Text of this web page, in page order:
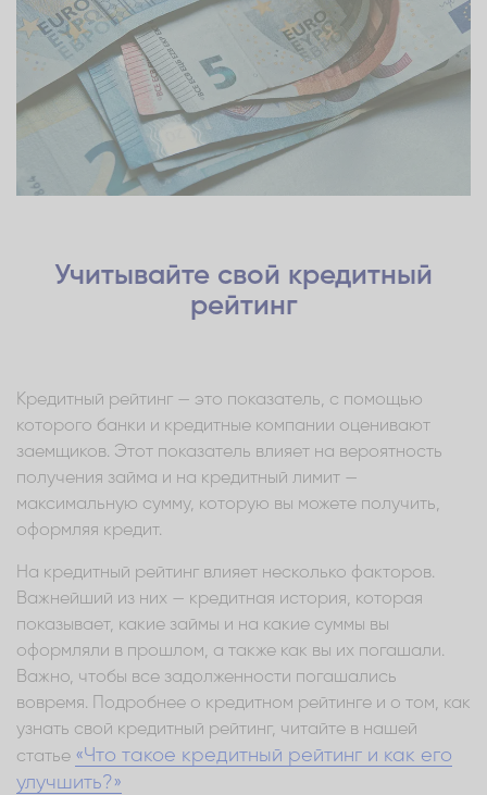
Учитывайте свой кредитный
рейтинг
Кредитный рейтинг — это показатель, с помощью
которого банки и кредитные компании оценивают
заемщиков. Этот показатель влияет на вероятность
получения займа и на кредитный лимит —
максимальную сумму, которую вы можете получить,
оформляя кредит.
На кредитный рейтинг влияет несколько факторов.
Важнейший из них — кредитная история, которая
показывает, какие займы и на какие суммы вы
оформляли в прошлом, а также как вы их погашали.
Важно, чтобы все задолженности погашались
вовремя. Подробнее о кредитном рейтинге и о том, как
узнать свой кредитный рейтинг, читайте в нашей
статье «Что такое кредитный рейтинг и как его
улучшить?»